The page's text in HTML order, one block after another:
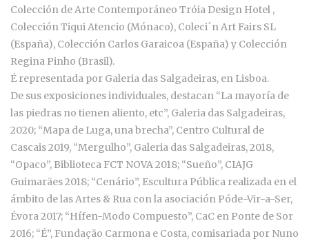
Colección de Arte Contemporáneo Tróia Design Hotel ,
Colección Tiqui Atencio (Mónaco), Coleci´n Art Fairs SL
(España), Colección Carlos Garaicoa (España) y Colección
Regina Pinho (Brasil).
É representada por Galeria das Salgadeiras, en Lisboa.
De sus exposiciones individuales, destacan “La mayoría de
las piedras no tienen aliento, etc”, Galeria das Salgadeiras,
2020; “Mapa de Luga, una brecha”, Centro Cultural de
Cascais 2019, “Mergulho”, Galeria das Salgadeiras, 2018,
“Opaco”, Biblioteca FCT NOVA 2018; “Sueño”, CIAJG
Guimarães 2018; “Cenário”, Escultura Pública realizada en el
ámbito de las Artes & Rua con la asociación Póde-Vir-a-Ser,
Évora 2017; “Hífen-Modo Compuesto”, CaC en Ponte de Sor
2016; “É”, Fundação Carmona e Costa, comisariada por Nuno